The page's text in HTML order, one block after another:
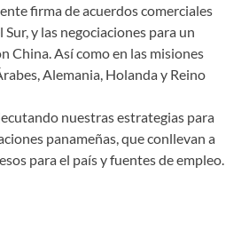
firma de acuerdos comerciales
y las negociaciones para un
China. Así como en las misiones
Alemania, Holanda y Reino
nuestras estrategias para
panameñas, que conllevan a
para el país y fuentes de empleo.